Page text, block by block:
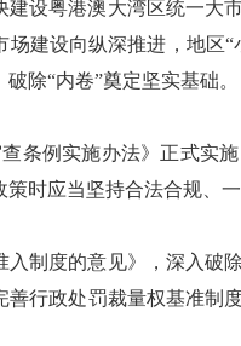
粤港澳大湾区统一大
建设向纵深推进，地区“
除“内卷”奠定坚实基础。
例实施办法》正式实施
时应当坚持合法合规、一
度的意见》，深入破
善行政处罚裁量权基准